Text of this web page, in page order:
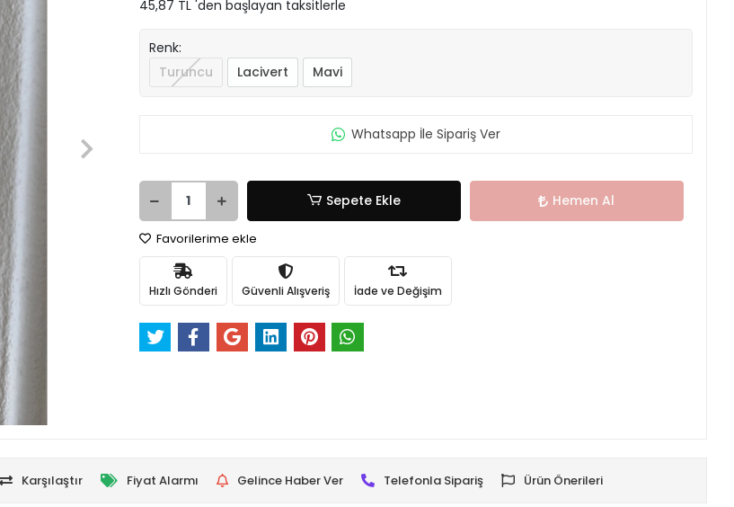
45,87 TL 'den başlayan taksitlerle
Renk:
Turuncu
Lacivert Mavi
Whatsapp İle Sipariş Ver
Sepete Ekle Hemen Al
Favorilerime ekle
Hızlı Gönderi Güvenli Alışveriş İade ve Değişim
Karşılaştır Fiyat Alarmı Gelince Haber Ver Telefonla Sipariş Ürün Önerileri